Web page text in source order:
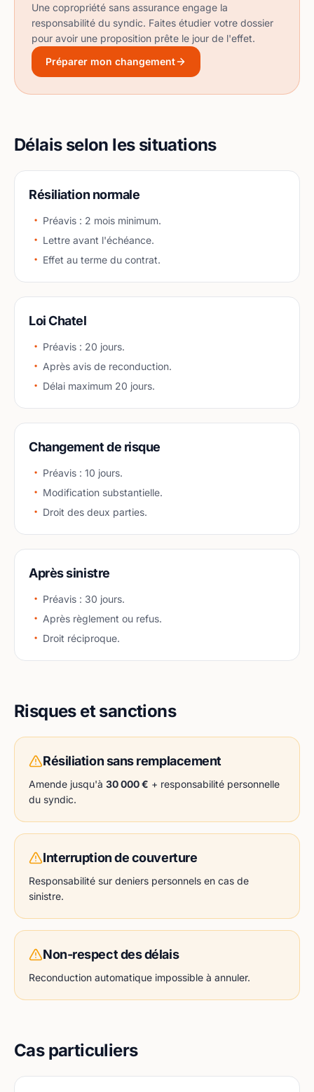
Une copropriété sans assurance engage la
responsabilité du syndic. Faites étudier votre dossier
pour avoir une proposition prête le jour de l'effet.
Préparer mon changement
Délais selon les situations
Résiliation normale
Préavis : 2 mois minimum.
Lettre avant l'échéance.
Effet au terme du contrat.
Loi Chatel
Préavis : 20 jours.
Après avis de reconduction.
Délai maximum 20 jours.
Changement de risque
Préavis : 10 jours.
Modification substantielle.
Droit des deux parties.
Après sinistre
Préavis : 30 jours.
Après règlement ou refus.
Droit réciproque.
Risques et sanctions
Résiliation sans remplacement
Amende jusqu'à 30 000 € + responsabilité personnelle
du syndic.
Interruption de couverture
Responsabilité sur deniers personnels en cas de
sinistre.
Non-respect des délais
Reconduction automatique impossible à annuler.
Cas particuliers